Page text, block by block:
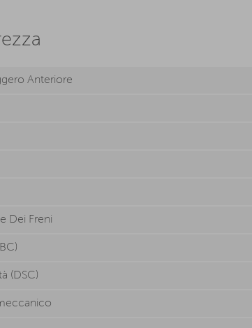
Anteriore
Dei Freni
(DSC)